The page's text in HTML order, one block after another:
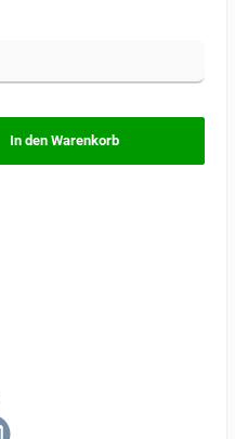
In den Warenkorb